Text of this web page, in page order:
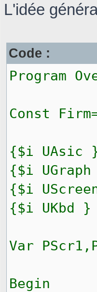
L'idée
Code :
Program
Const
{$i UAsic
{$i
{$i
{$i UKbd }
Var
Begin